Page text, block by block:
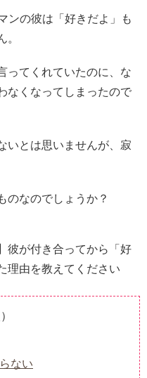
ンの彼は「好きだよ」も
ってくれていたのに、な
なくなってしまったので
いとは思いませんが、寂
のなのでしょうか？
ない